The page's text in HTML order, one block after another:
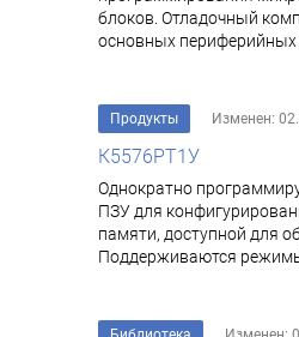
блоков. Отладочный
основных периферийных
Продукты Изменен:
К5576РТ1У
Однократно
ПЗУ для
памяти, доступной для
Поддерживаются